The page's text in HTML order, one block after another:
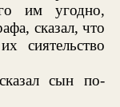
им угодно,
сказал, что
сиятельство
сын по-